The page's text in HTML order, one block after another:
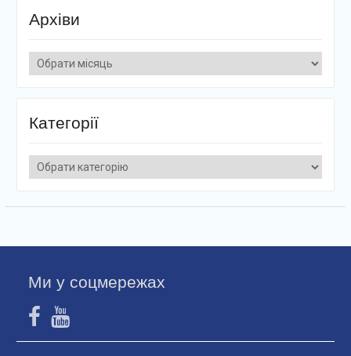
Архіви
Архіви
Категорії
Категорії
Ми у соцмережах